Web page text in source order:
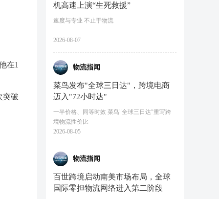
机高速上演“生死救援”
速度与专业 不止于物流
2026-08-07
物流指闻
菜鸟发布"全球三日达"，跨境电商
迈入"72小时达"
一半价格、同等时效 菜鸟"全球三日达"重写跨
境物流性价比
2026-08-05
物流指闻
百世跨境启动南美市场布局，全球
国际零担物流网络进入第二阶段
在1
突破